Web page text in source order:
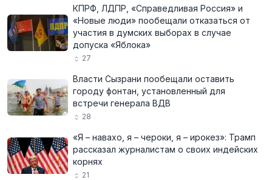
КПРФ, ЛДПР, «Справедливая Россия» и
«Новые люди» пообещали отказаться от
участия в думских выборах в случае
допуска «Яблока»
27
Власти Сызрани пообещали оставить
городу фонтан, установленный для
встречи генерала ВДВ
28
«Я – навахо, я – чероки, я – ирокез»: Трамп
рассказал журналистам о своих индейских
корнях
21